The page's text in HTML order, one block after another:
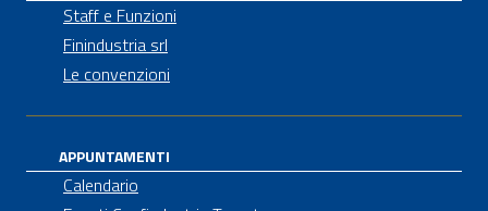
Staff e Funzioni
Finindustria srl
Le convenzioni
APPUNTAMENTI
Calendario